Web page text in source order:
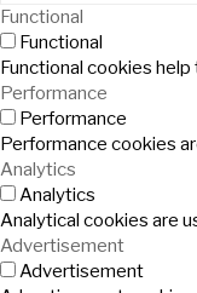
Functional
Functional
Functional cookies
Performance
Performance
Performance cookies
Analytics
Analytics
Analytical cookies are
Advertisement
Advertisement